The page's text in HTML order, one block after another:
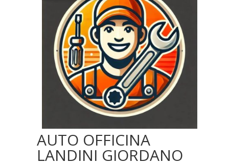
AUTO OFFICINA
LANDINI GIORDANO